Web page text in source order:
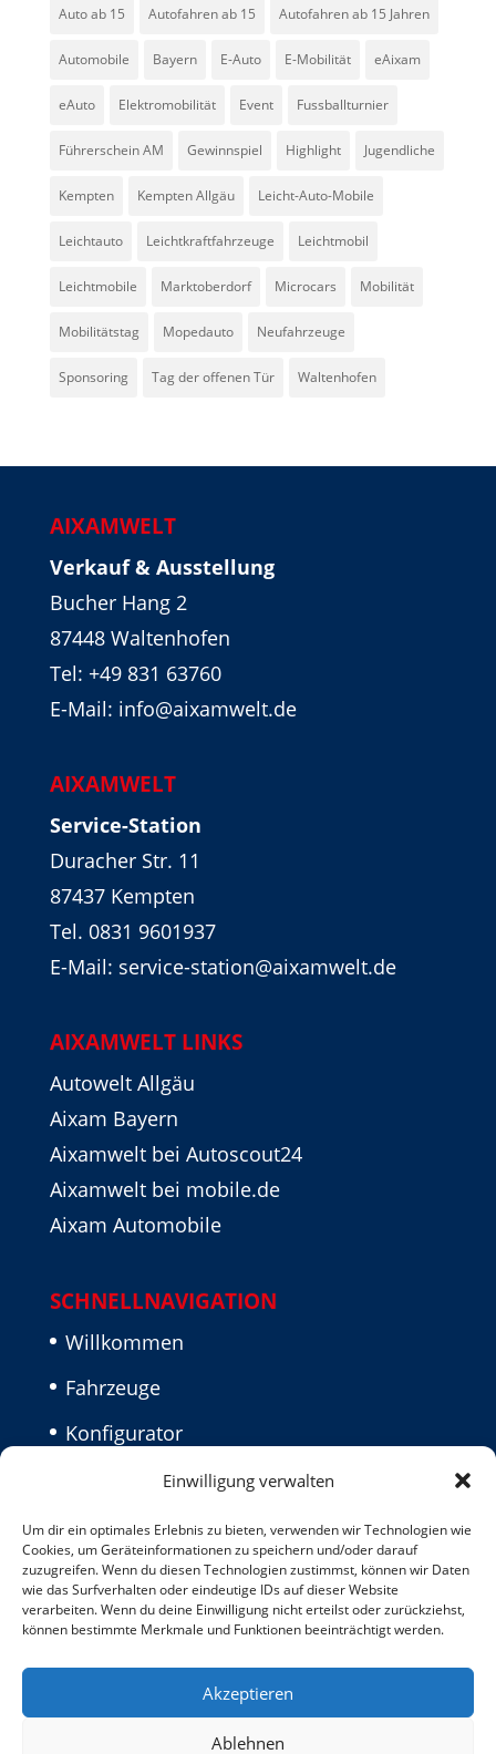
Einwilligung verwalten
Um dir ein optimales Erlebnis zu bieten, verwenden wir Technologien wie
Cookies, um Geräteinformationen zu speichern und/oder darauf
zuzugreifen. Wenn du diesen Technologien zustimmst, können wir Daten
wie das Surfverhalten oder eindeutige IDs auf dieser Website
verarbeiten. Wenn du deine Einwilligung nicht erteilst oder zurückziehst,
können bestimmte Merkmale und Funktionen beeinträchtigt werden.
Akzeptieren
Ablehnen
Auto ab 15 Autofahren ab 15 Autofahren ab 15 Jahren
Automobile Bayern E-Auto E-Mobilität eAixam
eAuto Elektromobilität Event Fussballturnier
Führerschein AM Gewinnspiel Highlight Jugendliche
Kempten Kempten Allgäu Leicht-Auto-Mobile
Leichtauto Leichtkraftfahrzeuge Leichtmobil
Leichtmobile Marktoberdorf Microcars Mobilität
Mobilitätstag Mopedauto Neufahrzeuge
Sponsoring Tag der offenen Tür Waltenhofen
AIXAMWELT
Verkauf & Ausstellung
Bucher Hang 2
87448 Waltenhofen
Tel: +49 831 63760
E-Mail: info@aixamwelt.de
AIXAMWELT
Service-Station
Duracher Str. 11
87437 Kempten
Tel. 0831 9601937
E-Mail: service-station@aixamwelt.de
AIXAMWELT LINKS
Autowelt Allgäu
Aixam Bayern
Aixamwelt bei Autoscout24
Aixamwelt bei mobile.de
Aixam Automobile
SCHNELLNAVIGATION
Willkommen
Fahrzeuge
Konfigurator
Kontakt
Impressum
Datenschutz